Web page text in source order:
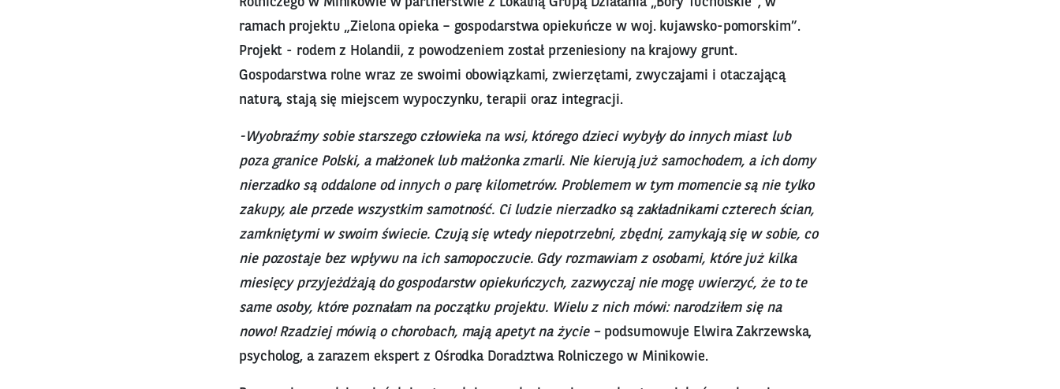
ramach projektu „Zielona opieka – gospodarstwa opiekuńcze w woj. kujawsko-pomorskim”.
Projekt - rodem z Holandii, z powodzeniem został przeniesiony na krajowy grunt.
Gospodarstwa rolne wraz ze swoimi obowiązkami, zwierzętami, zwyczajami i otaczającą
naturą, stają się miejscem wypoczynku, terapii oraz integracji.
-Wyobraźmy sobie starszego człowieka na wsi, którego dzieci wybyły do innych miast lub
poza granice Polski, a małżonek lub małżonka zmarli. Nie kierują już samochodem, a ich domy
nierzadko są oddalone od innych o parę kilometrów. Problemem w tym momencie są nie tylko
zakupy, ale przede wszystkim samotność. Ci ludzie nierzadko są zakładnikami czterech ścian,
zamkniętymi w swoim świecie. Czują się wtedy niepotrzebni, zbędni, zamykają się w sobie, co
nie pozostaje bez wpływu na ich samopoczucie. Gdy rozmawiam z osobami, które już kilka
miesięcy przyjeżdżają do gospodarstw opiekuńczych, zazwyczaj nie mogę uwierzyć, że to te
same osoby, które poznałam na początku projektu. Wielu z nich mówi: narodziłem się na
nowo! Rzadziej mówią o chorobach, mają apetyt na życie –podsumowuje Elwira Zakrzewska,
psycholog, a zarazem ekspert z Ośrodka Doradztwa Rolniczego w Minikowie.